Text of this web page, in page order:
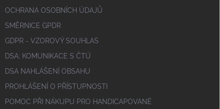
OCHRANA OSOBNÍCH ÚDAJŮ
SMĚRNICE GPDR
GDPR - VZOROVÝ SOUHLAS
DSA; KOMUNIKACE S ČTÚ
DSA NAHLÁŠENÍ OBSAHU
PROHLÁŠENÍ O PŘÍSTUPNOSTI
POMOC PŘI NÁKUPU PRO HANDICAPOVANÉ